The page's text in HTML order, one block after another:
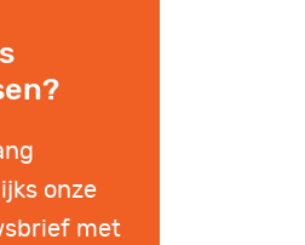
onze
met